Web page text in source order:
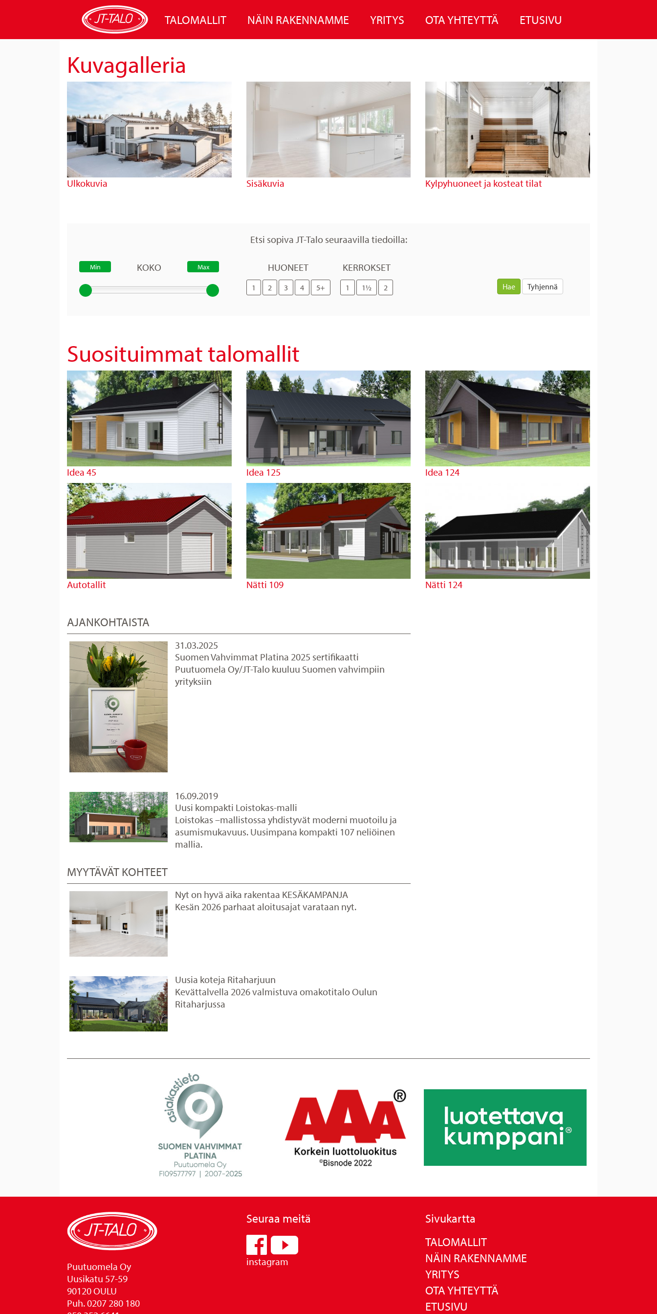
TALOMALLIT NÄIN RAKENNAMME YRITYS OTA YHTEYTTÄ ETUSIVU
Kuvagalleria
Ulkokuvia Sisäkuvia Kylpyhuoneet ja kosteat tilat
Etsi sopiva JT-Talo seuraavilla tiedoilla:
KOKO HUONEET
1 2 3 4 5+
KERROKSET
1 1½ 2 Hae Tyhjennä
Suosituimmat talomallit
Idea 45 Idea 125 Idea 124
Autotallit Nätti 109 Nätti 124
AJANKOHTAISTA
31.03.2025
Suomen Vahvimmat Platina 2025 sertifikaatti
Puutuomela Oy/JT-Talo kuuluu Suomen vahvimpiin
yrityksiin
16.09.2019
Uusi kompakti Loistokas-malli
Loistokas –mallistossa yhdistyvät moderni muotoilu ja
asumismukavuus. Uusimpana kompakti 107 neliöinen
mallia.
MYYTÄVÄT KOHTEET
Nyt on hyvä aika rakentaa KESÄKAMPANJA
Kesän 2026 parhaat aloitusajat varataan nyt.
Uusia koteja Ritaharjuun
Kevättalvella 2026 valmistuva omakotitalo Oulun
Ritaharjussa
Puutuomela Oy
Uusikatu 57-59
90120 OULU
Puh. 0207 280 180
Seuraa meitä
instagram
Sivukartta
TALOMALLIT
NÄIN RAKENNAMME
YRITYS
OTA YHTEYTTÄ
ETUSIVU